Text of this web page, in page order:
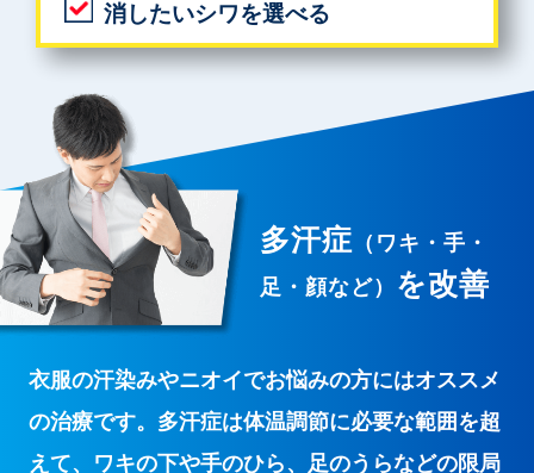
消したいシワを選べる
多汗症 （ワキ・手・
足・顔など） を改善
衣服の汗染みやニオイでお悩みの方にはオススメ
の治療です。多汗症は体温調節に必要な範囲を超
えて、ワキの下や手のひら、足のうらなどの限局